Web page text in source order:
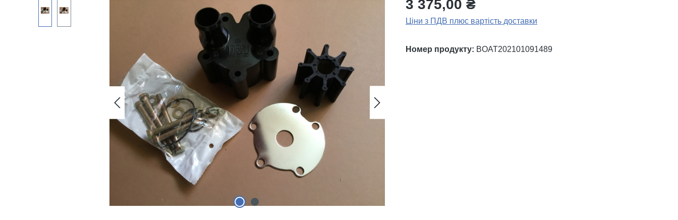
3 375,00 ₴
Ціни з ПДВ плюс вартість доставки
Номер продукту: BOAT202101091489